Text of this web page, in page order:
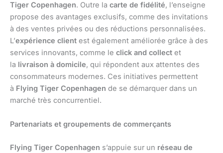
Tiger Copenhagen. Outre la carte de fidélité, l’enseigne
propose des avantages exclusifs, comme des invitations
à des ventes privées ou des réductions personnalisées.
L’expérience client est également améliorée grâce à des
services innovants, comme le click and collect et
la livraison à domicile, qui répondent aux attentes des
consommateurs modernes. Ces initiatives permettent
à Flying Tiger Copenhagen de se démarquer dans un
marché très concurrentiel.
Partenariats et groupements de commerçants
Flying Tiger Copenhagen s’appuie sur un réseau de